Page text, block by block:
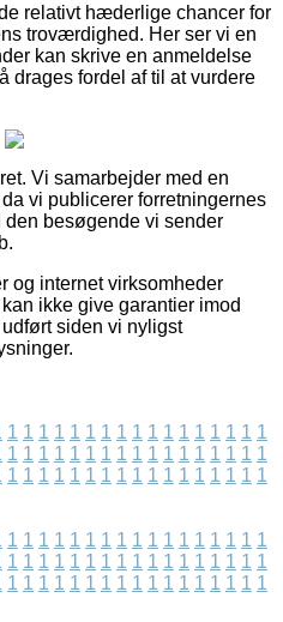
relativt hæderlige chancer for
troværdighed. Her ser vi en
kan skrive en anmeldelse
drages fordel af til at vurdere
Vi samarbejder med en
vi publicerer forretningernes
den besøgende vi sender
og internet virksomheder
ikke give garantier imod
siden vi nyligst
1 1 1 1 1 1 1 1 1 1 1 1 1 1 1 1 1
1 1 1 1 1 1 1 1 1 1 1 1 1 1 1 1 1
1 1 1 1 1 1 1 1 1 1 1 1 1 1 1 1 1
1 1 1 1 1 1 1 1 1 1 1 1 1 1 1 1 1
1 1 1 1 1 1 1 1 1 1 1 1 1 1 1 1 1
1 1 1 1 1 1 1 1 1 1 1 1 1 1 1 1 1